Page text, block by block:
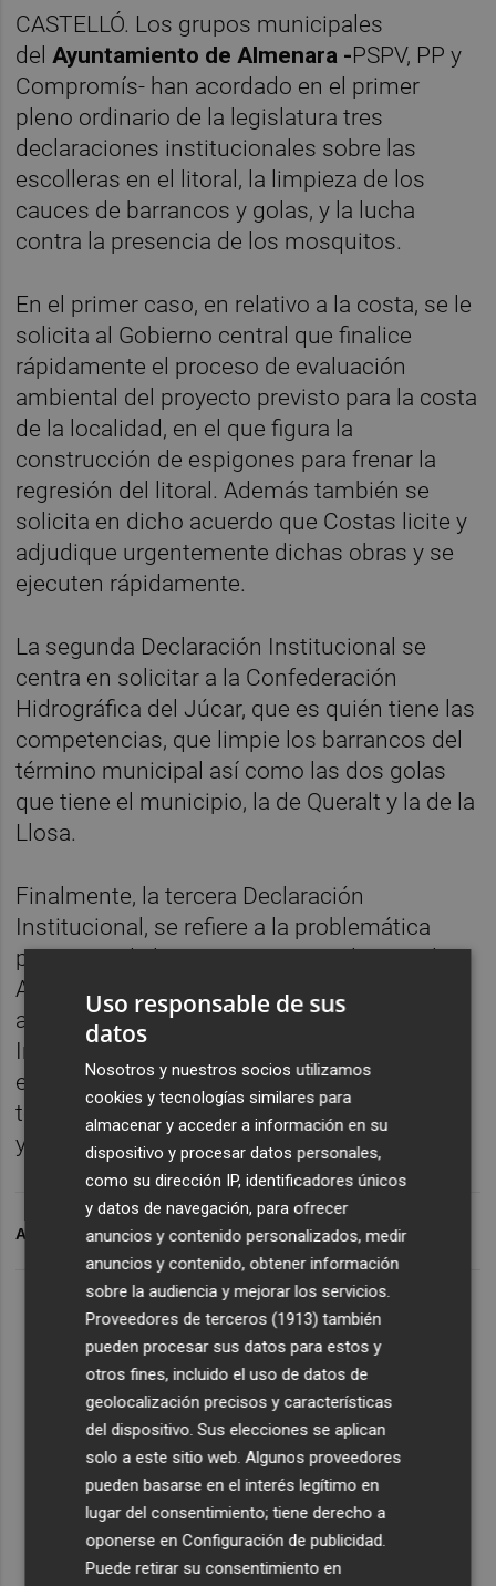
CASTELLÓ. Los grupos municipales
del Ayuntamiento de Almenara -PSPV, PP y
Compromís- han acordado en el primer
pleno ordinario de la legislatura tres
declaraciones institucionales sobre las
escolleras en el litoral, la limpieza de los
cauces de barrancos y golas, y la lucha
contra la presencia de los mosquitos.
En el primer caso, en relativo a la costa, se le
solicita al Gobierno central que finalice
rápidamente el proceso de evaluación
ambiental del proyecto previsto para la costa
de la localidad, en el que figura la
construcción de espigones para frenar la
regresión del litoral. Además también se
solicita en dicho acuerdo que Costas licite y
adjudique urgentemente dichas obras y se
ejecuten rápidamente.
La segunda Declaración Institucional se
centra en solicitar a la Confederación
Hidrográfica del Júcar, que es quién tiene las
competencias, que limpie los barrancos del
término municipal así como las dos golas
que tiene el municipio, la de Queralt y la de la
Llosa.
Finalmente, la tercera Declaración
Institucional, se refiere a la problemática
presencia de los mosquitos, por lo que el
Ayuntamiento de Almenara se suma y
acuerda también la misma Declaración
Institucional que se aprobó recientemente
en la Diputació de Castellón, instando a
todas las administraciones su compromiso
y esfuerzo en la lucha contra los mosquitos.
ARCHIVADO EN AYUNTAMIENTO
Uso responsable de sus
datos
Nosotros y nuestros socios utilizamos
cookies y tecnologías similares para
almacenar y acceder a información en su
dispositivo y procesar datos personales,
como su dirección IP, identificadores únicos
y datos de navegación, para ofrecer
anuncios y contenido personalizados, medir
anuncios y contenido, obtener información
sobre la audiencia y mejorar los servicios.
Proveedores de terceros (1913) también
pueden procesar sus datos para estos y
otros fines, incluido el uso de datos de
geolocalización precisos y características
del dispositivo. Sus elecciones se aplican
solo a este sitio web. Algunos proveedores
pueden basarse en el interés legítimo en
lugar del consentimiento; tiene derecho a
oponerse enConfiguración de publicidad.
Puede retirar su consentimiento en